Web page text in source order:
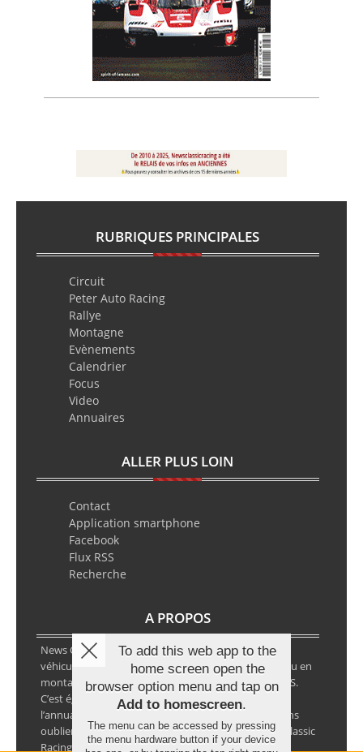
RUBRIQUES PRINCIPALES
Circuit
Peter Auto Racing
Rallye
Montagne
Evènements
Calendrier
Focus
Video
Annuaires
ALLER PLUS LOIN
Contact
Application smartphone
Facebook
Flux RSS
Recherche
A PROPOS
News Classic Racing est le portail de l’actualité du
véhicule historique. Que ce soit en circuit, en rallye ou en
montagne, vous y retrouverez les infos VHC ou VHRS.
C’est également le calendrier des épreuves ainsi que
l’annuaire des spécialistes de la voiture ancienne, sans
oublier les petites annonces avec notre partenaire Classic
Racing Annonces.
To add this web app to the
home screen open the
browser option menu and tap on
Add to homescreen.
The menu can be accessed by pressing
the menu hardware button if your device